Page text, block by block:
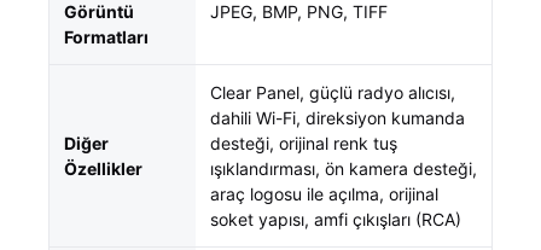
Görüntü
Formatları
JPEG, BMP, PNG, TIFF
Diğer
Özellikler
Clear Panel, güçlü radyo alıcısı,
dahili Wi-Fi, direksiyon kumanda
desteği, orijinal renk tuş
ışıklandırması, ön kamera desteği,
araç logosu ile açılma, orijinal
soket yapısı, amfi çıkışları (RCA)